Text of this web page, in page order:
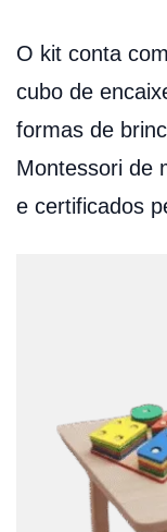
O kit conta
cubo de
formas de
Montessori de
e certificados